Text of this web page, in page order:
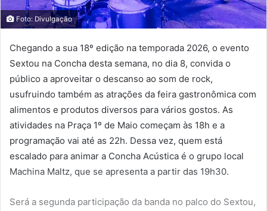
Foto: Divulgação
Chegando a sua 18º edição na temporada 2026, o evento
Sextou na Concha desta semana, no dia 8, convida o
público a aproveitar o descanso ao som de rock,
usufruindo também as atrações da feira gastronômica com
alimentos e produtos diversos para vários gostos. As
atividades na Praça 1º de Maio começam às 18h e a
programação vai até as 22h. Dessa vez, quem está
escalado para animar a Concha Acústica é o grupo local
Machina Maltz, que se apresenta a partir das 19h30.
Será a segunda participação da banda no palco do Sextou,